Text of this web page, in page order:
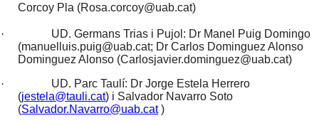
Corcoy Pla (Rosa.corcoy@uab.cat)
·
UD. Germans Trias i Pujol: Dr Manel Puig Domingo
(manuelluis.puig@uab.cat; Dr Carlos Dominguez Alonso
Dominguez Alonso (Carlosjavier.dominguez@uab.cat)
·
UD. Parc Taulí: Dr Jorge Estela Herrero
(jestela@tauli.cat) i Salvador Navarro Soto
(Salvador.Navarro@uab.cat)